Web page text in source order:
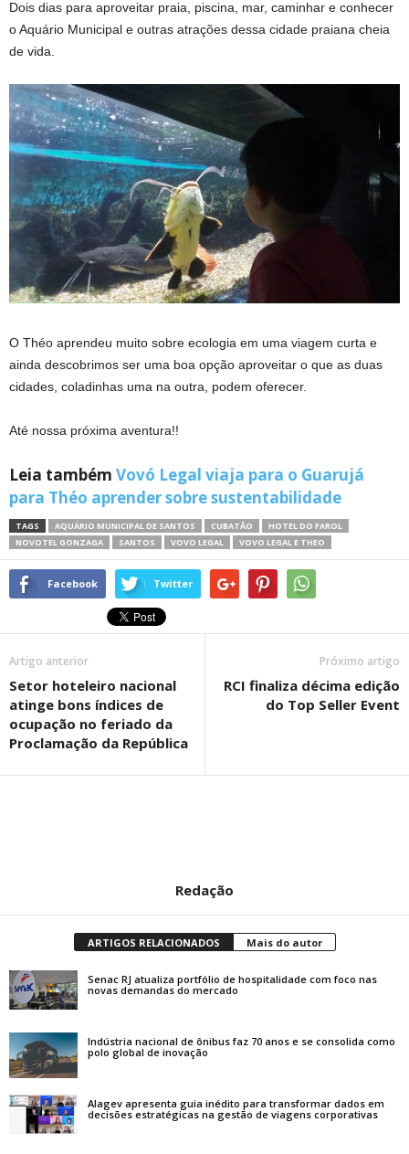
Dois dias para aproveitar praia, piscina, mar, caminhar e conhecer
o Aquário Municipal e outras atrações dessa cidade praiana cheia
de vida.
O Théo aprendeu muito sobre ecologia em uma viagem curta e
ainda descobrimos ser uma boa opção aproveitar o que as duas
cidades, coladinhas uma na outra, podem oferecer.
Até nossa próxima aventura!!
Leia também Vovó Legal viaja para o Guarujá
para Théo aprender sobre sustentabilidade
TAGS AQUÁRIO MUNICIPAL DE SANTOS CUBATÃO
HOTEL DO FAROL
NOVOTEL GONZAGA
SANTOS VOVO LEGAL VOVO LEGAL E THEO
Facebook Twitter
Artigo anterior
Setor hoteleiro nacional
atinge bons índices de
ocupação no feriado da
Proclamação da República
Próximo artigo
RCI finaliza décima edição
do Top Seller Event
Redação
ARTIGOS RELACIONADOS Mais do autor
Senac RJ atualiza portfólio de hospitalidade com foco nas
novas demandas do mercado
Indústria nacional de ônibus faz 70 anos e se consolida como
polo global de inovação
Alagev apresenta guia inédito para transformar dados em
decisões estratégicas na gestão de viagens corporativas